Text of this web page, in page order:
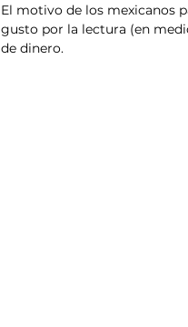
El motivo de los mexicanos
gusto por la lectura (en
de dinero.